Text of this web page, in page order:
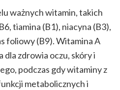
ważnych witamin, takich
tiamina (B1), niacyna (B3),
foliowy (B9). Witamina A
dla zdrowia oczu, skóry i
podczas gdy witaminy z
metabolicznych i